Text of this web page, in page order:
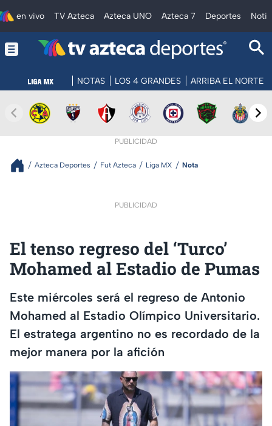
en vivo TV Azteca Azteca UNO Azteca 7 Deportes
NOTAS LOS 4 GRANDES ARRIBA EL NORTE
PUBLICIDAD
Azteca Deportes Fut Azteca Liga MX Nota
PUBLICIDAD
El tenso regreso del ‘Turco’
Mohamed al Estadio de Pumas
Este miércoles será el regreso de Antonio
Mohamed al Estadio Olímpico Universitario.
El estratega argentino no es recordado de la
mejor manera por la afición